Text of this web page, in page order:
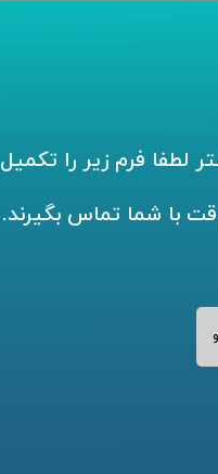
لطفا فرم زیر را تکمیل
با شما تماس بگیرند.